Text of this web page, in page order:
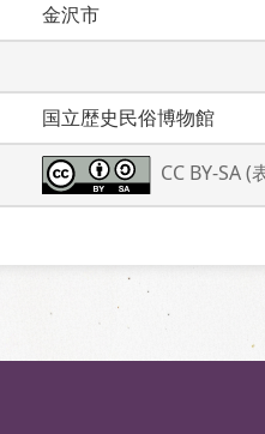
金沢市
国立歴史民俗博物館
CC BY-SA (